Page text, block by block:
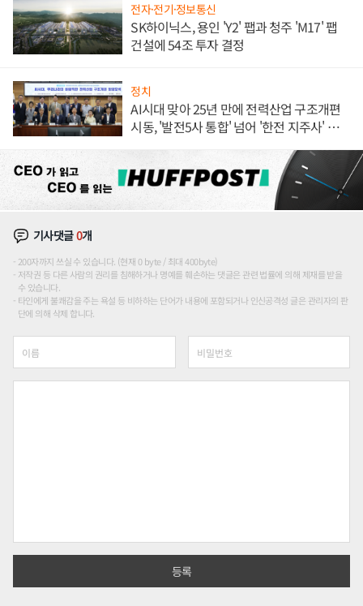
전자·전기·정보통신
SK하이닉스, 용인 'Y2' 팹과 청주 'M17' 팹
건설에 54조 투자 결정
정치
AI시대 맞아 25년 만에 전력산업 구조개편
시동, '발전5사 통합' 넘어 '한전 지주사' 재편
기사댓글0개
200자까지 쓰실 수 있습니다. (현재 0 byte / 최대 400byte)
저작권 등 다른 사람의 권리를 침해하거나 명예를 훼손하는 댓글은 관련 법률에 의해 제재를 받을
수 있습니다.
타인에게 불쾌감을 주는 욕설 등 비하하는 단어가 내용에 포함되거나 인신공격성 글은 관리자의 판
단에 의해 삭제 합니다.